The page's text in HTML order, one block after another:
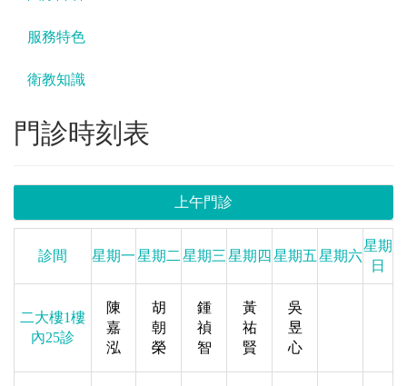
服務特色
衛教知識
門診時刻表
上午門診
診間 星期一星期二 星期三星期四 星期五星期六
星期
日
二大樓1樓
內25診
陳
嘉
泓
胡
朝
榮
鍾
禎
智
黃
祐
賢
吳
昱
心